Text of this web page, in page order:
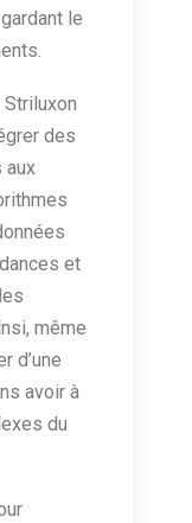
le
Striluxon
des
aux
et
même
d’une
avoir à
du